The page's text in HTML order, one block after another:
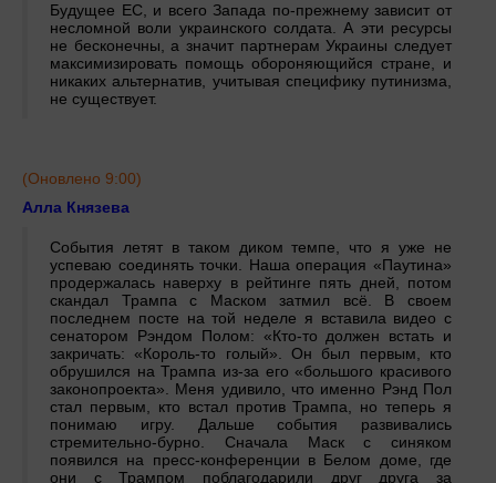
Будущее ЕС, и всего Запада по-прежнему зависит от
несломной воли украинского солдата. А эти ресурсы
не бесконечны, а значит партнерам Украины следует
максимизировать помощь обороняющийся стране, и
никаких альтернатив, учитывая специфику путинизма,
не существует.
(Оновлено 9:00)
Алла Князева
События летят в таком диком темпе, что я уже не
успеваю соединять точки. Наша операция «Паутина»
продержалась наверху в рейтинге пять дней, потом
скандал Трампа с Маском затмил всё. В своем
последнем посте на той неделе я вставила видео с
сенатором Рэндом Полом: «Кто-то должен встать и
закричать: «Король-то голый». Он был первым, кто
обрушился на Трампа из-за его «большого красивого
законопроекта». Меня удивило, что именно Рэнд Пол
стал первым, кто встал против Трампа, но теперь я
понимаю игру. Дальше события развивались
стремительно-бурно. Сначала Маск с синяком
появился на пресс-конференции в Белом доме, где
они с Трампом поблагодарили друг друга за